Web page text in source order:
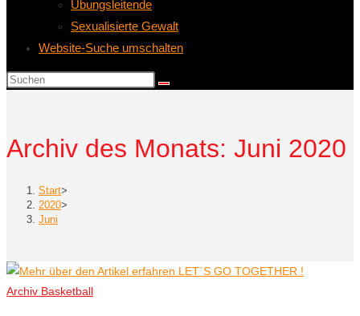
Übungsleitende
Sexualisierte Gewalt
Website-Suche umschalten
Archiv des Monats: Juni 2020
Start>
2020>
Juni
Archiv Basketball